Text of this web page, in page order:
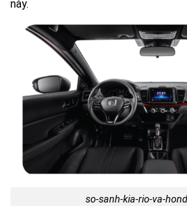
này.
so-sanh-kia-rio-va-